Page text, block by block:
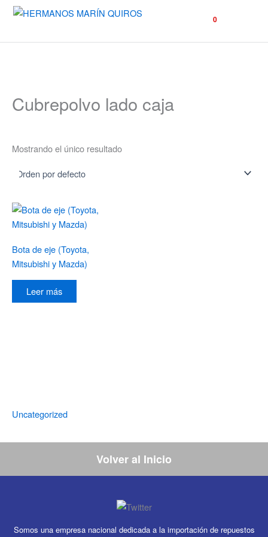
0
Uncategorized
Cubrepolvo lado caja
Mostrando el único resultado
Bota de eje (Toyota,
Mitsubishi y Mazda)
Leer más
Volver al Inicio
Somos una empresa nacional dedicada a la importación de repuestos